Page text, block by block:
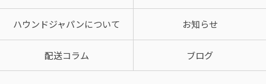
ハウンドジャパンについて お知らせ
配送コラム ブログ